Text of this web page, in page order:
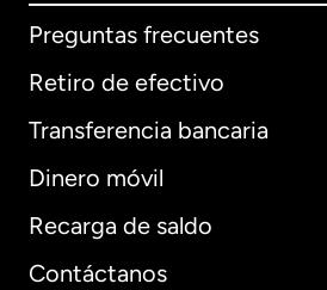
Preguntas frecuentes
Retiro de efectivo
Transferencia bancaria
Dinero móvil
Recarga de saldo
Contáctanos